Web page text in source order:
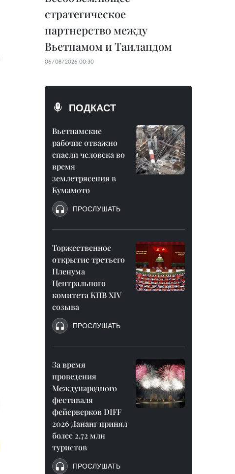
стратегическое
партнерство между
Вьетнамом и Таиландом
06/08/2026 00:30
ПОДКАСТ
Вьетнамские
рабочие отважно
спасли человека во
время
землетрясения в
Кумамото
ПРОСЛУШАТЬ
Торжественное
открытие третьего
Пленума
Центрального
комитета КПВ XIV
созыва
ПРОСЛУШАТЬ
За время
проведения
Международного
фестиваля
фейерверков DIFF
2026 Дананг принял
более 2,72 млн
туристов
ПРОСЛУШАТЬ